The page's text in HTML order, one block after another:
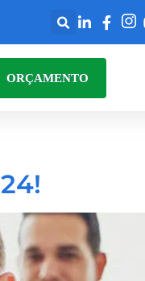
ORÇAMENTO